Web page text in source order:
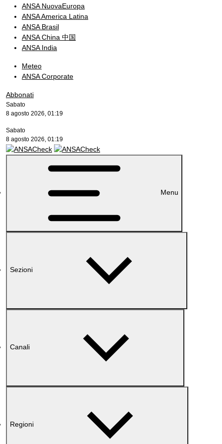
ANSA NuovaEuropa
ANSA America Latina
ANSA Brasil
ANSA China 中国
ANSA India
Meteo
ANSA Corporate
Abbonati
Sabato
8 agosto 2026, 01:19
Sabato
8 agosto 2026, 01:19
Menu
Sezioni
Canali
Regioni